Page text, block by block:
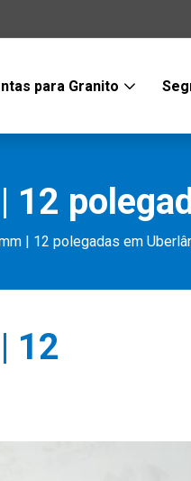
para Granito
| 12 polegadas em
12